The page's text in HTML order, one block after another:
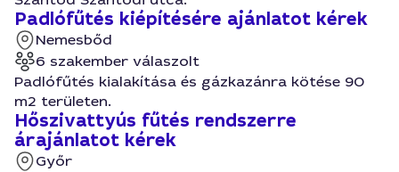
Padlófűtés kiépítésére ajánlatot kérek
Nemesbőd
6 szakember válaszolt
Padlófűtés kialakítása és gázkazánra kötése 90
m2 területen.
Hőszivattyús fűtés rendszerre
árajánlatot kérek
Győr